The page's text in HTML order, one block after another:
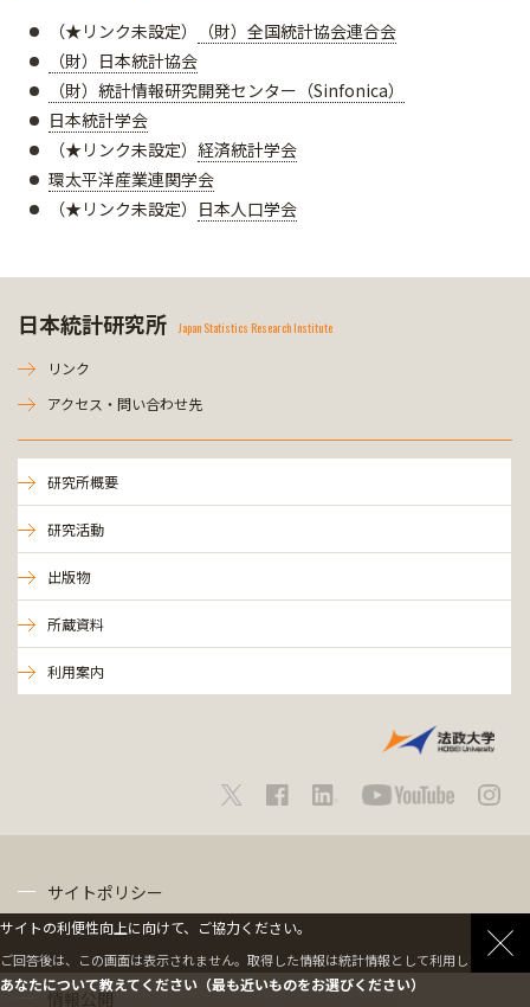
（★リンク未設定）
（財）全国統計協会連合会
（財）日本統計協会
（財）統計情報研究開発センター（Sinfonica）
日本統計学会
（★リンク未設定）​​​​​​​ 経済統計学会
環太平洋産業連関学会
（★リンク未設定）​​​​​​​ 日本人口学会
日本統計研究所 Japan Statistics Research Institute
リンク
アクセス・問い合わせ先
研究所概要
研究活動
出版物
所蔵資料
利用案内
サイトポリシー
情報公開
サイトの利便性向上に向けて、ご協力ください。
ご回答後は、この画面は表示されません。取得した情報は統計情報として利用します。
あなたについて教えてください（最も近いものをお選びください）